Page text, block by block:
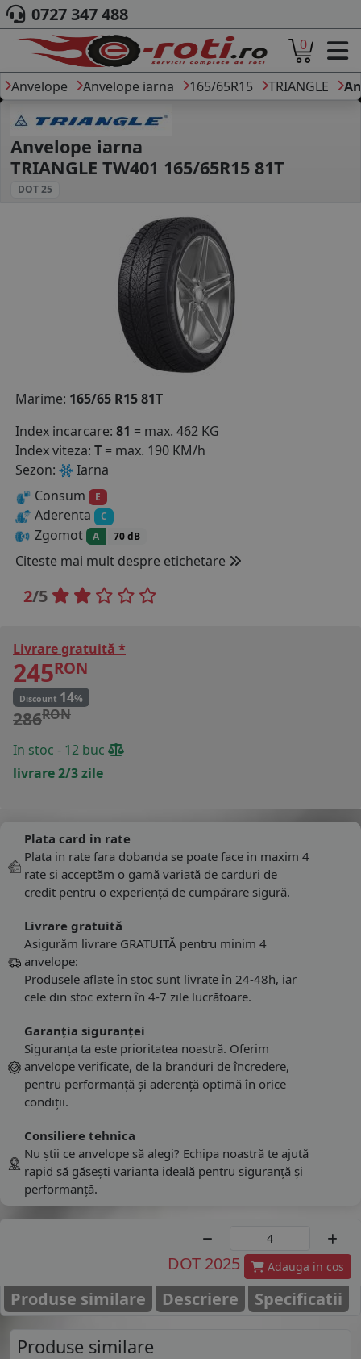
ACASA
DESPRE NOI
ANVELOPE
AUTO
CAMION
MOTO
DIMENSIUNI
PRODUCATORI ANVELOPE
MARCA AUTO
BLOG
B2B - COLABORARE COMPANII
CONT
CONTACT
0727 347 488
0
Anvelope Anvelope iarna 165/65R15 TRIANGLE
Anvelope iarna
TRIANGLE TW401 165/65R15 81T
DOT 25
Marime: 165/65 R15 81T
Index incarcare: 81 = max. 462 KG
Index viteza: T = max. 190 KM/h
Sezon:
Iarna
Consum
E
Aderenta C
Zgomot A 70 dB
Citeste mai mult despre etichetare
2/5
Livrare gratuită *
245RON
Discount 14%
286RON
In stoc - 12 buc
livrare 2/3 zile
Plata card in rate
Plata in rate fara dobanda se poate face in maxim 4
rate si acceptăm o gamă variată de carduri de
credit pentru o experiență de cumpărare sigură.
Livrare gratuită
Asigurăm livrare GRATUITĂ pentru minim 4
anvelope:
Produsele aflate în stoc sunt livrate în 24-48h, iar
cele din stoc extern în 4-7 zile lucrătoare.
Garanția siguranței
Siguranța ta este prioritatea noastră. Oferim
anvelope verificate, de la branduri de încredere,
pentru performanță și aderență optimă în orice
condiții.
Consiliere tehnica
Nu știi ce anvelope să alegi? Echipa noastră te ajută
rapid să găsești varianta ideală pentru siguranță și
performanță.
DOT 2025 Adauga in cos
Produse similare Descriere Specificatii
Produse similare